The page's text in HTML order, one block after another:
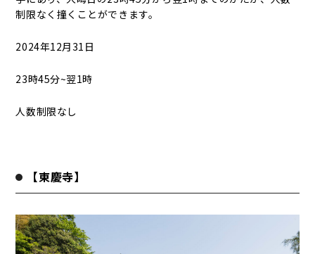
制限なく撞くことができます。
2024年12月31日
23時45分~翌1時
人数制限なし
【東慶寺】